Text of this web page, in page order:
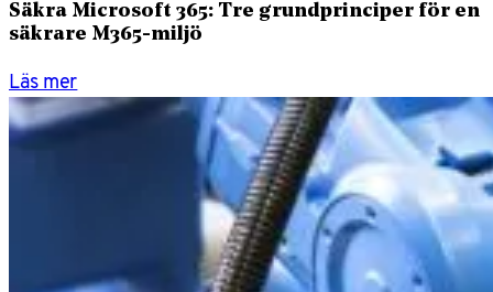
Säkra Microsoft 365: Tre grundprinciper för en
säkrare M365-miljö
Läs mer